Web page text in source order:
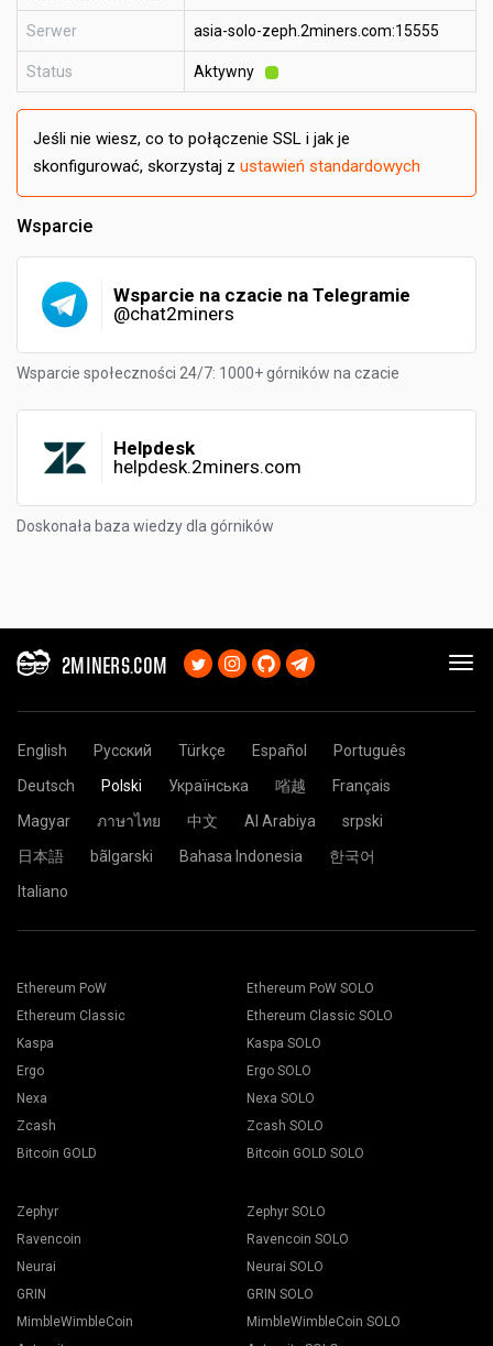
Serwer asia-solo-zeph.2miners.com:15555
Status Aktywny
Jeśli nie wiesz, co to połączenie SSL i jak je
skonfigurować, skorzystaj z ustawień standardowych
Wsparcie
Wsparcie na czacie na Telegramie
@chat2miners
Wsparcie społeczności 24/7: 1000+ górników na czacie
Helpdesk
helpdesk.2miners.com
Doskonała baza wiedzy dla górników
2MINERS.COM
English Русский Türkçe Español
Português
Deutsch
Polski Українська 㗂越
Français
Magyar
ภาษาไทย 中文 Al Arabiya
srpski
日本語
bãlgarski Bahasa Indonesia
한국어
Italiano
Ethereum PoW
Ethereum Classic
Kaspa
Ergo
Nexa
Zcash
Bitcoin GOLD
Ethereum PoW SOLO
Ethereum Classic SOLO
Kaspa SOLO
Ergo SOLO
Nexa SOLO
Zcash SOLO
Bitcoin GOLD SOLO
Zephyr
Ravencoin
Neurai
GRIN
MimbleWimbleCoin
Zephyr SOLO
Ravencoin SOLO
Neurai SOLO
GRIN SOLO
MimbleWimbleCoin SOLO